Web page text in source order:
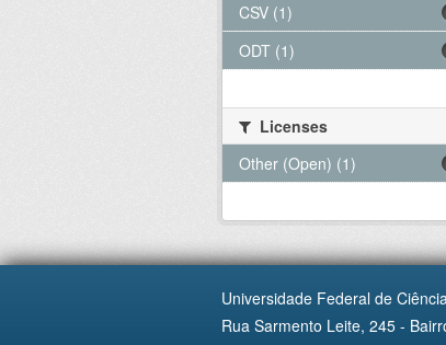
CSV (1)
ODT (1)
Licenses
Other (Open) (1)
Universidade Federal de
Rua Sarmento Leite, 245 -